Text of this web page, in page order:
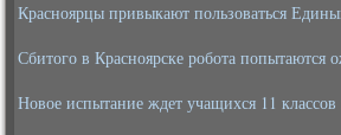
Красноярцы привыкают пользоваться
Сбитого в Красноярске робота попытаются
Новое испытание ждет учащихся 11